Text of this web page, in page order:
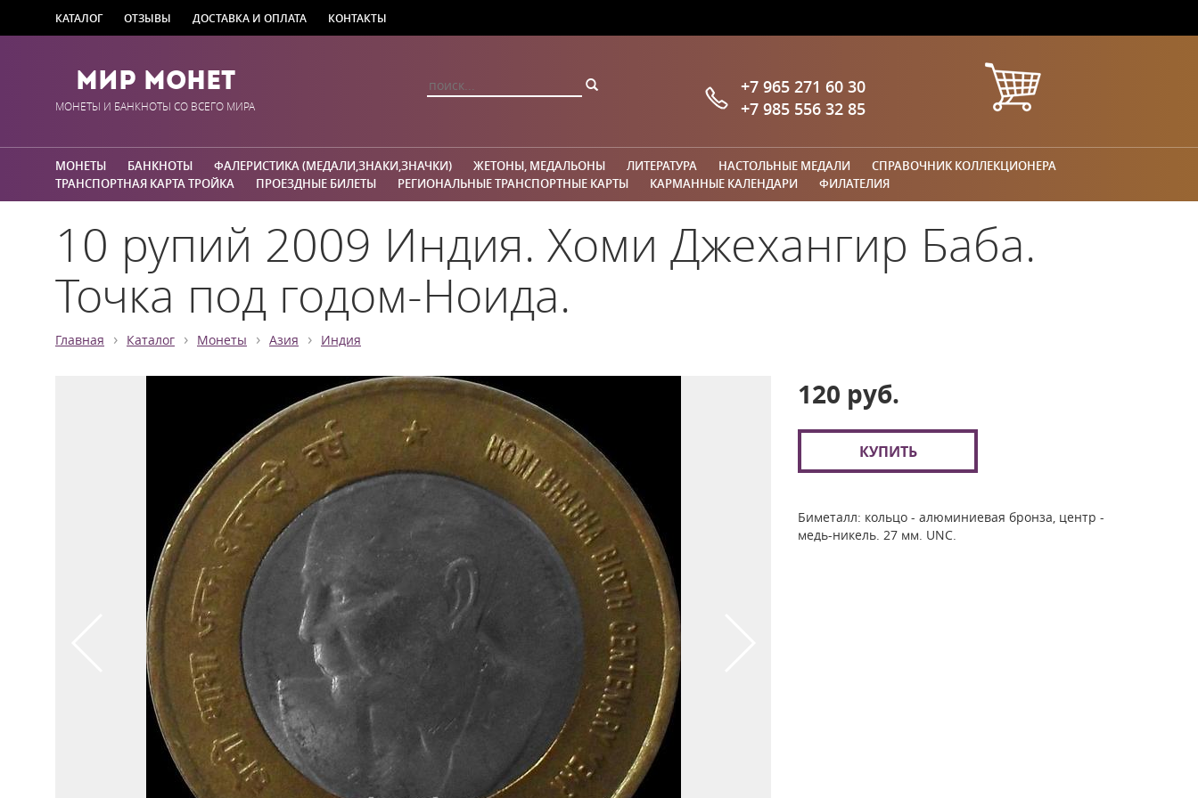
КАТАЛОГ ОТЗЫВЫ ДОСТАВКА И ОПЛАТА КОНТАКТЫ
Мир Монет
МОНЕТЫ И БАНКНОТЫ СО ВСЕГО МИРА
+7 965 271 60 30
+7 985 556 32 85
МОНЕТЫ БАНКНОТЫ ФАЛЕРИСТИКА (МЕДАЛИ,ЗНАКИ,ЗНАЧКИ) ЖЕТОНЫ, МЕДАЛЬОНЫ ЛИТЕРАТУРА НАСТОЛЬНЫЕ МЕДАЛИ
СПРАВОЧНИК КОЛЛЕКЦИОНЕРА
ТРАНСПОРТНАЯ КАРТА ТРОЙКА
ПРОЕЗДНЫЕ БИЛЕТЫ РЕГИОНАЛЬНЫЕ ТРАНСПОРТНЫЕ КАРТЫ КАРМАННЫЕ КАЛЕНДАРИ ФИЛАТЕЛИЯ
10 рупий 2009 Индия. Хоми Джехангир Баба.
Точка под годом-Ноида.
Главная › Каталог › Монеты › Азия › Индия
120 руб.
КУПИТЬ
Биметалл: кольцо - алюминиевая бронза, центр -
медь-никель. 27 мм. UNC.